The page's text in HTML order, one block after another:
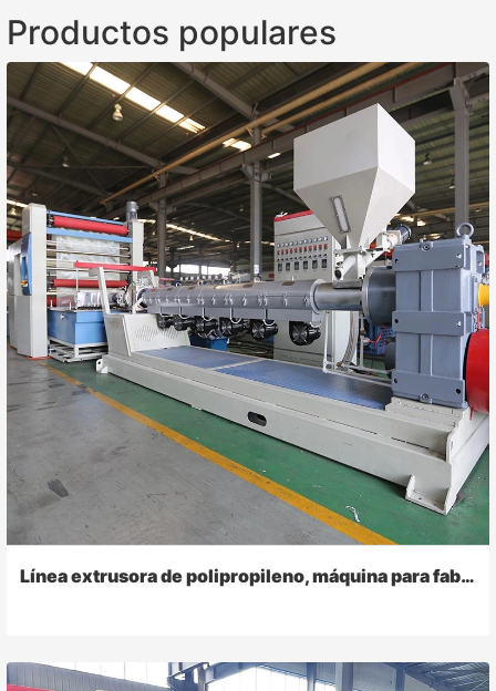
Productos populares
Línea extrusora de polipropileno, máquina para fabricar rafia de cuerda